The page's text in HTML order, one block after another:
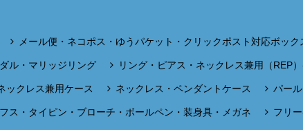
メール便・ネコポス・ゆうパケット・クリックポスト対応ボック
ル・マリッジリング リング・ピアス・ネックレス兼用（REP
ックレス兼用ケース ネックレス・ペンダントケース パー
ス・タイピン・ブローチ・ボールペン・装身具・メガネ フリ